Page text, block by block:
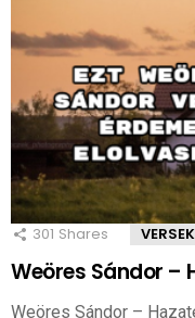
301 Shares VERSEK
Weöres Sándor –
Weöres Sándor –